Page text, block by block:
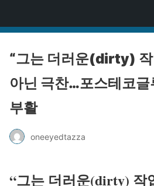
“그는 더러운(dirty) 작
아닌 극찬…포스테코글
부활
oneeyedtazza
“그는 더러운(dirty) 작